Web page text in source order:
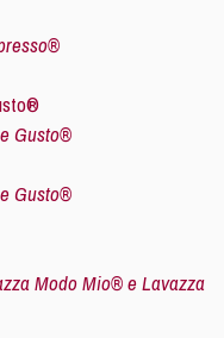
Gusto®
Gusto®
Modo Mio® e Lavazza